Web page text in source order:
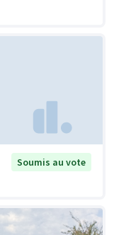
Soumis au vote